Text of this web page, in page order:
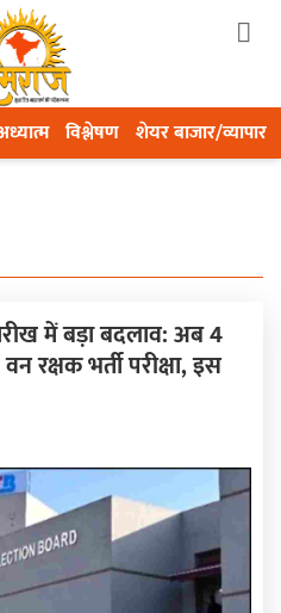
विश्लेषण शेयर बाजार/व्यापार
में बड़ा बदलाव: अब 4
रक्षक भर्ती परीक्षा, इस